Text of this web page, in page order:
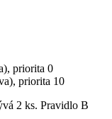
priorita 0
priorita 10
2 ks. Pravidlo B